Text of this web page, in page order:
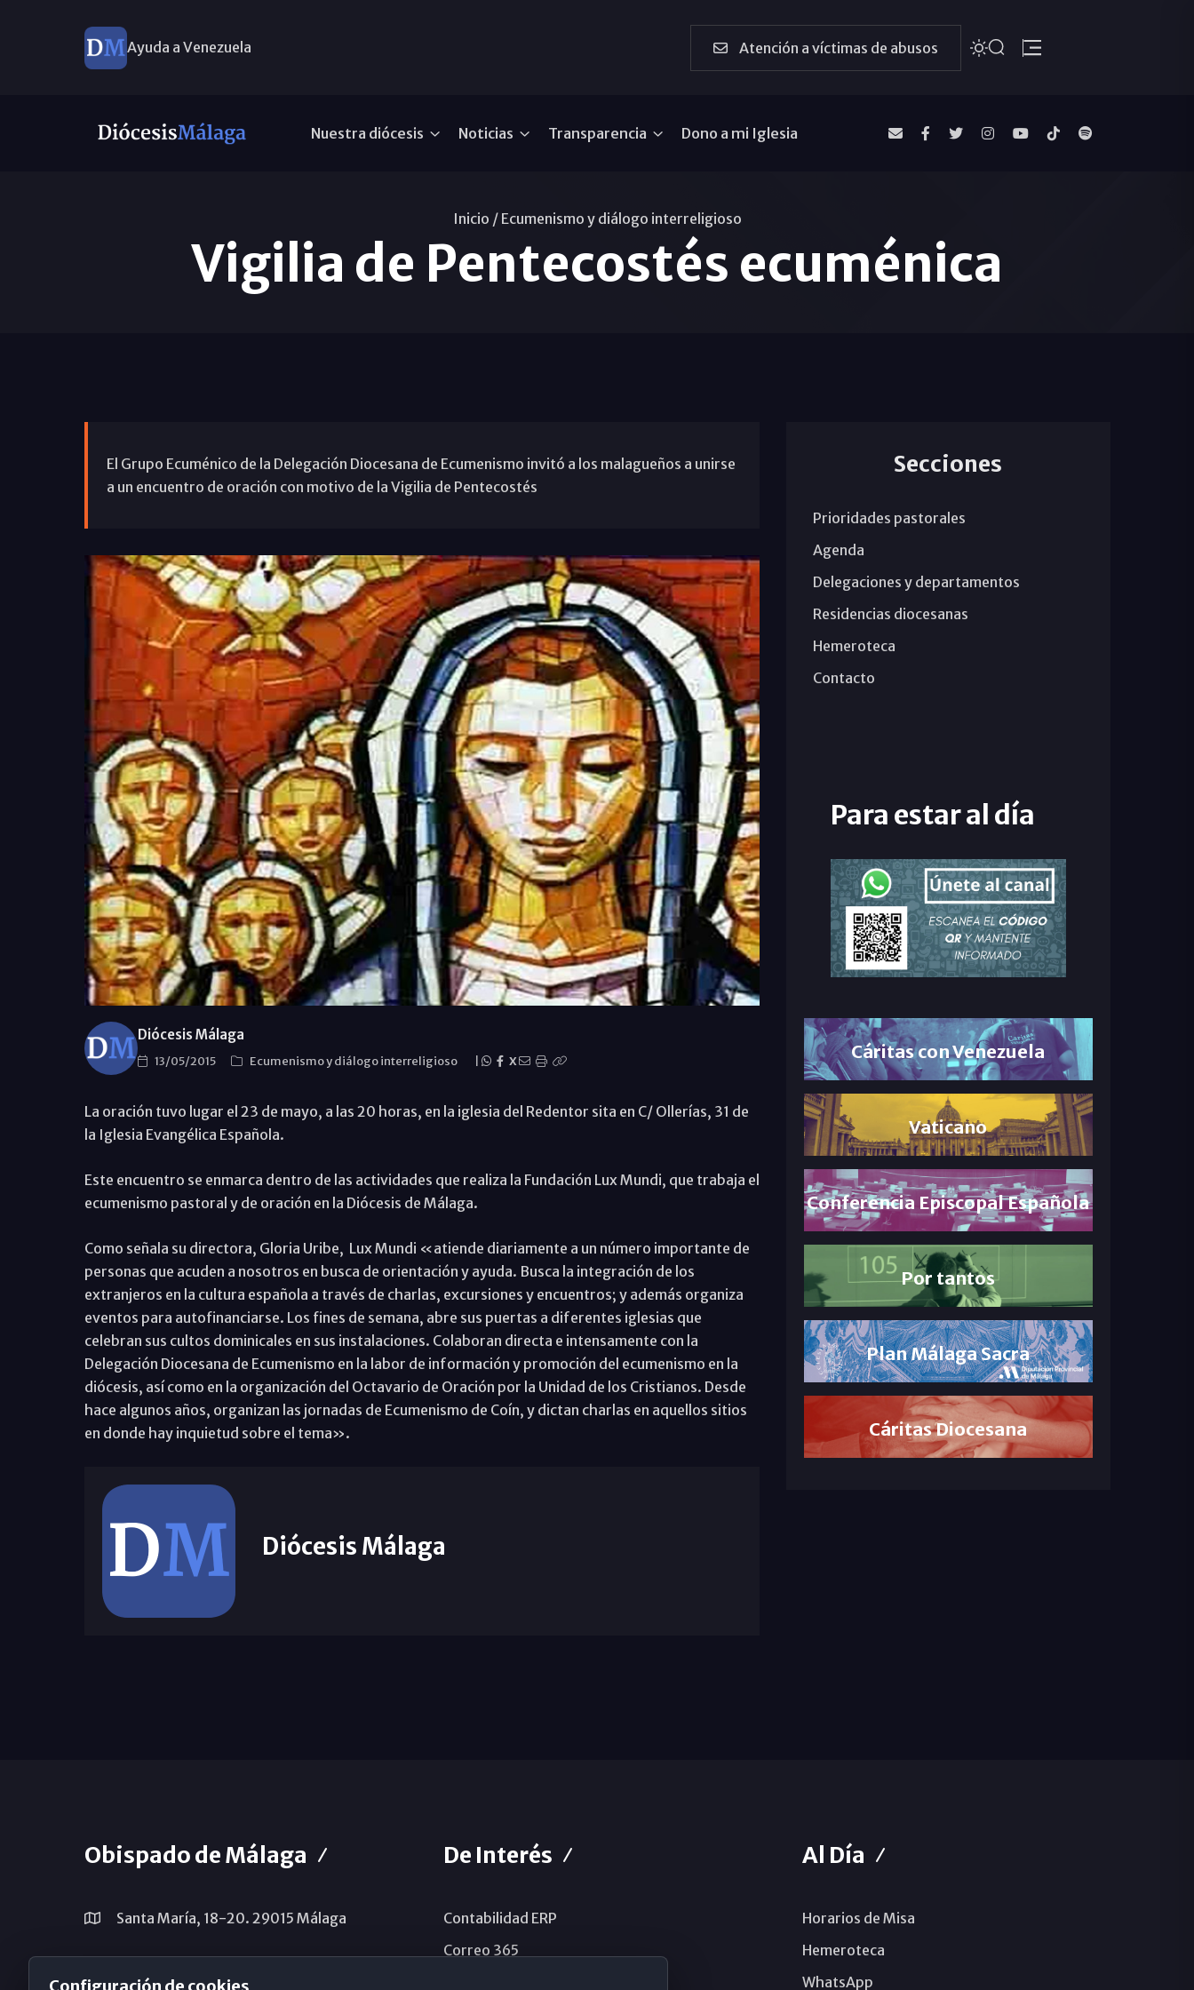
Ayuda a Venezuela Atención a víctimas de abusos
Nuestra diócesis Noticias Transparencia Dono a mi Iglesia
Inicio / Ecumenismo y diálogo interreligioso
Vigilia de Pentecostés ecuménica
El Grupo Ecuménico de la Delegación Diocesana de Ecumenismo invitó a los malagueños a unirse
a un encuentro de oración con motivo de la Vigilia de Pentecostés
Diócesis Málaga
13/05/2015 Ecumenismo y diálogo interreligioso X
La oración tuvo lugar el 23 de mayo, a las 20 horas, en la iglesia del Redentor sita en C/ Ollerías, 31 de
la Iglesia Evangélica Española.
Este encuentro se enmarca dentro de las actividades que realiza la Fundación Lux Mundi, que trabaja el
ecumenismo pastoral y de oración en la Diócesis de Málaga.
Como señala su directora, Gloria Uribe, Lux Mundi «atiende diariamente a un número importante de
personas que acuden a nosotros en busca de orientación y ayuda. Busca la integración de los
extranjeros en la cultura española a través de charlas, excursiones y encuentros; y además organiza
eventos para autofinanciarse. Los fines de semana, abre sus puertas a diferentes iglesias que
celebran sus cultos dominicales en sus instalaciones. Colaboran directa e intensamente con la
Delegación Diocesana de Ecumenismo en la labor de información y promoción del ecumenismo en la
diócesis, así como en la organización del Octavario de Oración por la Unidad de los Cristianos. Desde
hace algunos años, organizan las jornadas de Ecumenismo de Coín, y dictan charlas en aquellos sitios
en donde hay inquietud sobre el tema».
Diócesis Málaga
Secciones
Prioridades pastorales
Agenda
Delegaciones y departamentos
Residencias diocesanas
Hemeroteca
Contacto
Para estar al día
Cáritas con Venezuela
Vaticano
Conferencia Episcopal Española
Por tantos
Plan Málaga Sacra
Cáritas Diocesana
Obispado de Málaga
Santa María, 18-20. 29015 Málaga
(+34) 952 224 386
De Interés
Contabilidad ERP
Correo 365
Al Día
Horarios de Misa
Hemeroteca
WhatsApp